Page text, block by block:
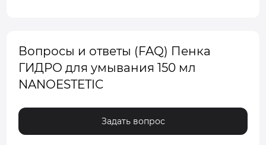
Вопросы и ответы (FAQ) Пенка
ГИДРО для умывания 150 мл
NANOESTETIC
Задать вопрос